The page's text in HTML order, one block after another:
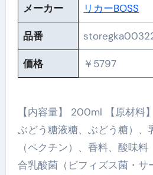
メーカー リカーBOSS
品番
価格 ￥5797
【内容量】 200ml 【原材料
ぶどう糖液糖、ぶどう糖）、
（ペクチン）、香料、酸味
合乳酸菌（ビフィズス菌・サ